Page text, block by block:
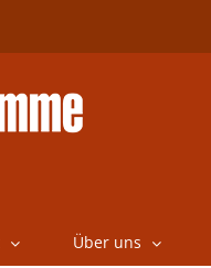
Über uns